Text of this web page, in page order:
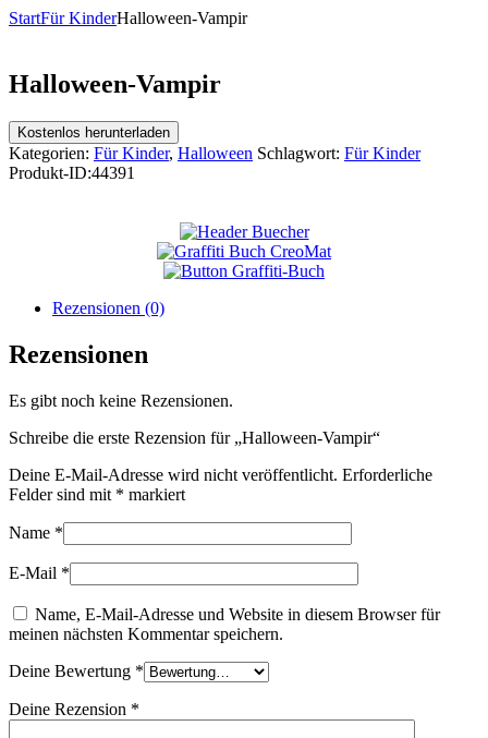
StartFür KinderHalloween-Vampir
Halloween-Vampir
Kostenlos herunterladen
Kategorien: Für Kinder, Halloween Schlagwort: Für Kinder
Produkt-ID:44391
Rezensionen (0)
Rezensionen
Es gibt noch keine Rezensionen.
Schreibe die erste Rezension für „Halloween-Vampir“
Deine E-Mail-Adresse wird nicht veröffentlicht. Erforderliche
Felder sind mit * markiert
Name *
E-Mail *
Name, E-Mail-Adresse und Website in diesem Browser für
meinen nächsten Kommentar speichern.
Deine Bewertung *
Deine Rezension *